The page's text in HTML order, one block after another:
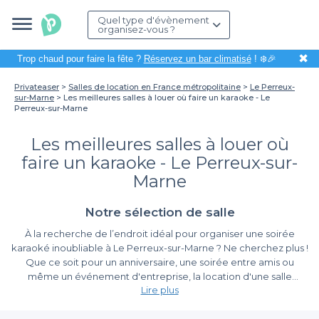
Quel type d'évènement
organisez-vous ?
Trop chaud pour faire la fête ? Réservez un bar climatisé! ❄️🎉 ✖
Privateaser Salles de location en France métropolitaine
Le Perreux-
sur-Marne
Les meilleures salles à louer où faire un karaoke - Le
Perreux-sur-Marne
Les meilleures salles à louer où
faire un karaoke - Le Perreux-sur-
Marne
Notre sélection de salle
À la recherche de l’endroit idéal pour organiser une soirée
karaoké inoubliable à Le Perreux-sur-Marne ? Ne cherchez plus !
Que ce soit pour un anniversaire, une soirée entre amis ou
même un événement d'entreprise, la location d'une salle
équipée pour un karaoké est une option divertissante qui
Lire plus